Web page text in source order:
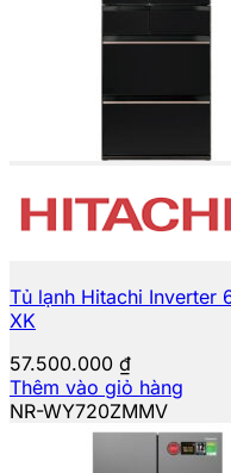
Tủ lạnh Hitachi Inverter
XK
57.500.000 ₫
Thêm vào giỏ hàng
NR-WY720ZMMV